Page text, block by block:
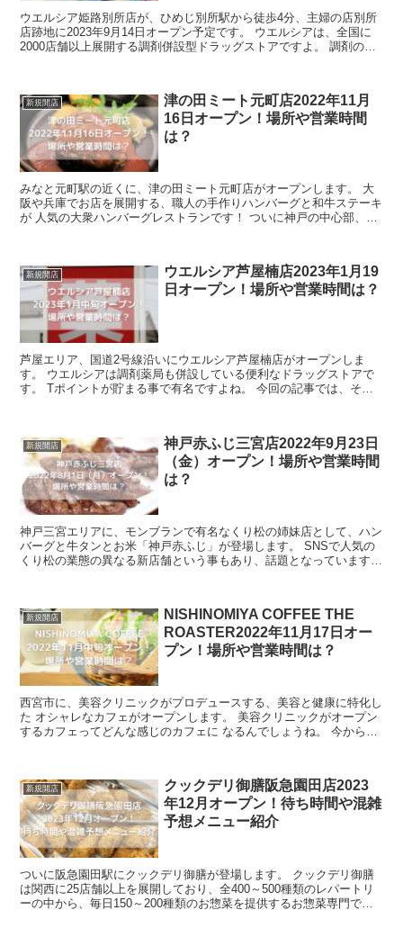
ウエルシア姫路別所店が、ひめじ別所駅から徒歩4分、主婦の店別所
店跡地に2023年9月14日オープン予定です。 ウエルシアは、全国に
2000店舗以上展開する調剤併設型ドラッグストアですよ。 調剤の受
新規開店
津の田ミート元町店2022年11月
16日オープン！場所や営業時間
は？
みなと元町駅の近くに、津の田ミート元町店がオープンします。 大
阪や兵庫でお店を展開する、職人の手作りハンバーグと和牛ステーキ
が 人気の大衆ハンバーグレストランです！ ついに神戸の中心部、元
新規開店
ウエルシア芦屋楠店2023年1月19
日オープン！場所や営業時間は？
芦屋エリア、国道2号線沿いにウエルシア芦屋楠店がオープンしま
す。 ウエルシアは調剤薬局も併設している便利なドラッグストアで
す。 Tポイントが貯まる事で有名ですよね。 今回の記事では、そん
新規開店
神戸赤ふじ三宮店2022年9月23日
（金）オープン！場所や営業時間
は？
神戸三宮エリアに、モンブランで有名なくり松の姉妹店として、ハン
バーグと牛タンとお米「神戸赤ふじ」が登場します。 SNSで人気の
くり松の業態の異なる新店舗という事もあり、話題となっています
新規開店
NISHINOMIYA COFFEE THE
ROASTER2022年11月17日オー
プン！場所や営業時間は？
西宮市に、美容クリニックがプロデュースする、美容と健康に特化し
た オシャレなカフェがオープンします。 美容クリニックがオープン
するカフェってどんな感じのカフェに なるんでしょうね。 今から楽
新規開店
クックデリ御膳阪急園田店2023
年12月オープン！待ち時間や混雑
予想メニュー紹介
ついに阪急園田駅にクックデリ御膳が登場します。 クックデリ御膳
は関西に25店舗以上を展開しており、全400～500種類のレパートリ
ーの中から、毎日150～200種類のお惣菜を提供するお惣菜専門で